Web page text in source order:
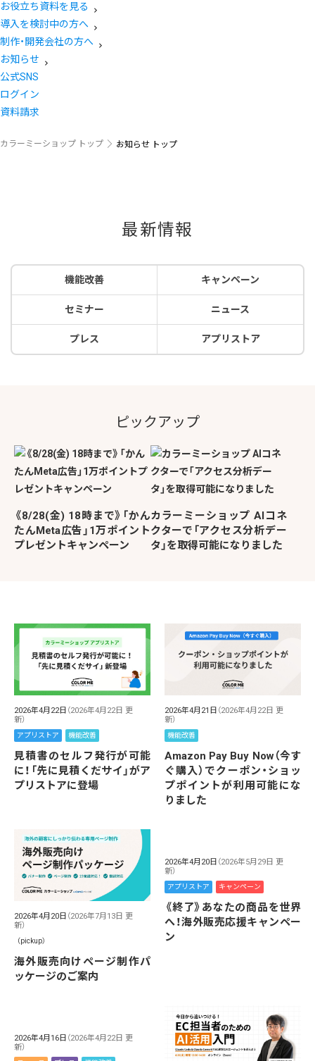
お役立ち資料を見る
導入を検討中の方へ
制作・開発会社の方へ
お知らせ
公式SNS
ログイン
資料請求
カラーミーショップ トップ お知らせ トップ
最新情報
機能改善 キャンペーン
セミナー ニュース
プレス アプリストア
ピックアップ
《8/28(金) 18時まで》「かん
たんMeta広告」1万ポイント
プレゼントキャンペーン
カラーミーショップ AIコネ
クターで「アクセス分析デー
タ」を取得可能になりました
2026年4月22日 （2026年4月22日 更
新）
アプリストア 機能改善
見積書のセルフ発行が可能
に！「先に見積くだサイ」がア
プリストアに登場
2026年4月21日 （2026年4月22日 更
新）
機能改善
Amazon Pay Buy Now（今す
ぐ購入）でクーポン・ショッ
プポイントが利用可能にな
りました
2026年4月20日 （2026年7月13日 更
新）
（pickup）
海外販売向けページ制作パ
ッケージのご案内
2026年4月20日 （2026年5月29日 更
新）
アプリストア キャンペーン
《終了》あなたの商品を世界
へ！海外販売応援キャンペー
ン
2026年4月16日 （2026年4月22日 更
新）